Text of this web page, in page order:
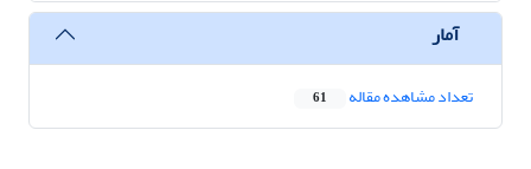
آمار
تعداد مشاهده مقاله 61